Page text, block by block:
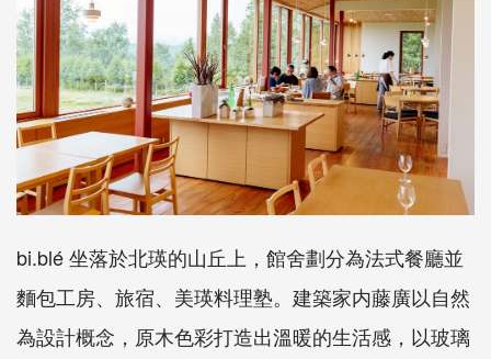
bi.blé 坐落於北瑛的山丘上，館舍劃分為法式餐廳並
麵包工房、旅宿、美瑛料理塾。建築家内藤廣以自然
為設計概念，原木色彩打造出溫暖的生活感，以玻璃